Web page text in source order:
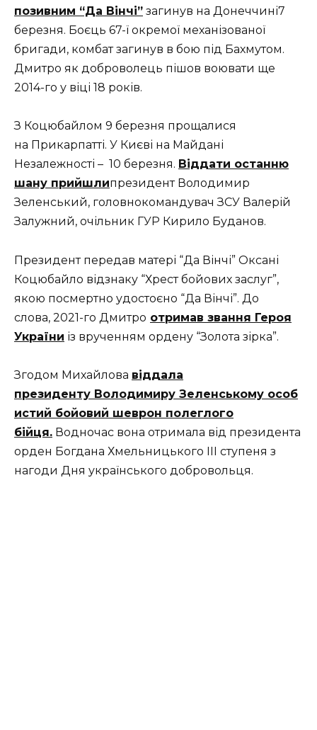
позивним “Да Вінчі” загинув на Донеччині7
березня. Боєць 67-ї окремої механізованої
бригади, комбат загинув в бою під Бахмутом.
Дмитро як доброволець пішов воювати ще
2014-го у віці 18 років.
З Коцюбайлом 9 березня прощалися
на Прикарпатті. У Києві на Майдані
Незалежності – 10 березня. Віддати останню
шану прийшлипрезидент Володимир
Зеленський, головнокомандувач ЗСУ Валерій
Залужний, очільник ГУР Кирило Буданов.
Президент передав матері “Да Вінчі” Оксані
Коцюбайло відзнаку “Хрест бойових заслуг”,
якою посмертно удостоєно “Да Вінчі”. До
слова, 2021-го Дмитро отримав звання Героя
України із врученням ордену “Золота зірка”.
Згодом Михайлова віддала
президенту Володимиру Зеленському особ
истий бойовий шеврон полеглого
бійця. Водночас вона отримала від президента
орден Богдана Хмельницького III ступеня з
нагоди Дня українського добровольця.